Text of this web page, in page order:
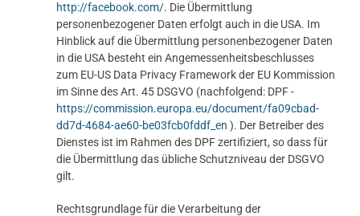
http://facebook.com/. Die Übermittlung
personenbezogener Daten erfolgt auch in die USA. Im
Hinblick auf die Übermittlung personenbezogener Daten
in die USA besteht ein Angemessenheitsbeschlusses
zum EU-US Data Privacy Framework der EU Kommission
im Sinne des Art. 45 DSGVO (nachfolgend: DPF -
https://commission.europa.eu/document/fa09cbad-
dd7d-4684-ae60-be03fcb0fddf_en ). Der Betreiber des
Dienstes ist im Rahmen des DPF zertifiziert, so dass für
die Übermittlung das übliche Schutzniveau der DSGVO
gilt.
Rechtsgrundlage für die Verarbeitung der